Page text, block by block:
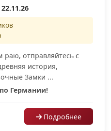
отправляйтесь с
история,
Замки ...
Германии!
Подробнее